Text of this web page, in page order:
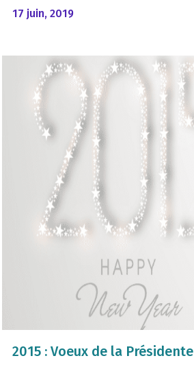
17 juin, 2019
2015 : Voeux de la Présidente